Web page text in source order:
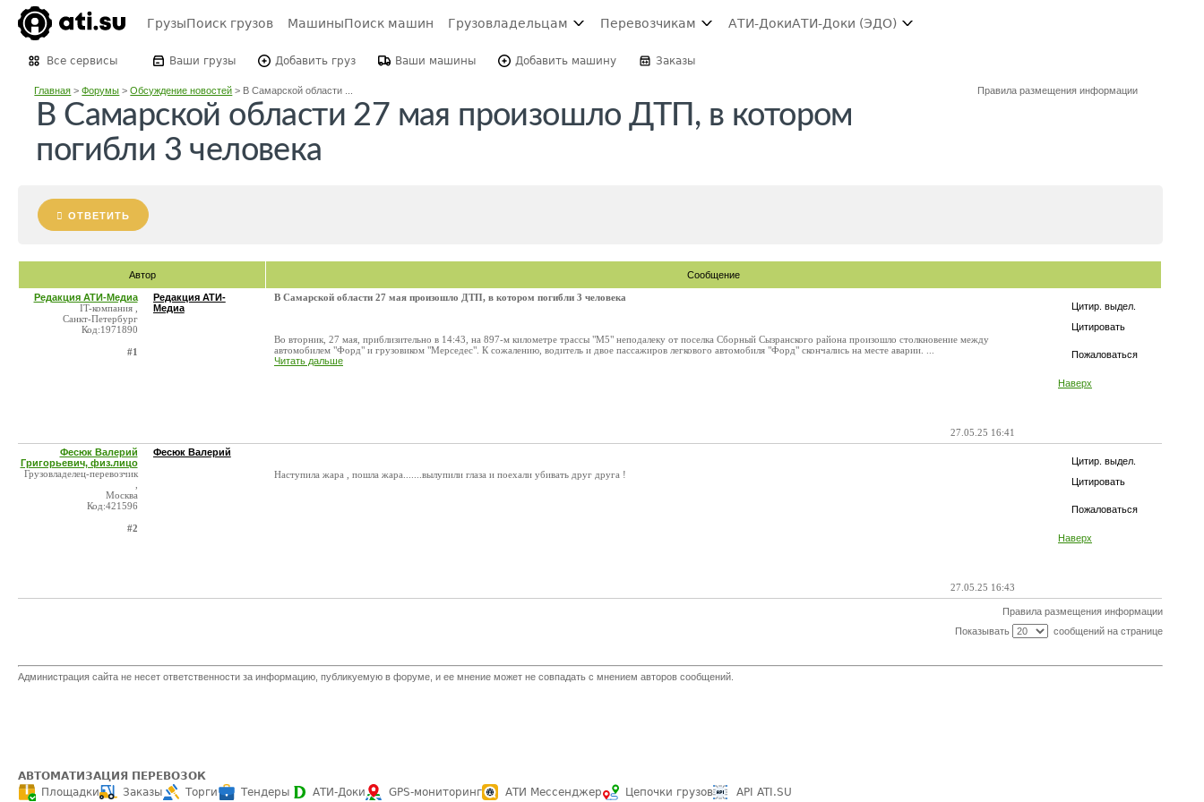
ГрузыПоиск грузов МашиныПоиск машин Грузовладельцам Перевозчикам АТИ-ДокиАТИ-Доки (ЭДО)
Все сервисы Ваши грузы Добавить груз Ваши машины Добавить машину Заказы
Главная >Форумы >Обсуждение новостей > В Самарской области ... Правила размещения информации
В Самарской области 27 мая произошло ДТП, в котором
погибли 3 человека
ОТВЕТИТЬ
Автор Сообщение
Цитир. выдел.
Цитировать
Пожаловаться
Наверх
Редакция АТИ-Медиа
IT-компания ,
Санкт-Петербург
Код:1971890
#1
Редакция АТИ-
Медиа
В Самарской области 27 мая произошло ДТП, в котором погибли 3 человека
Во вторник, 27 мая, приблизительно в 14:43, на 897-м километре трассы "М5" неподалеку от поселка Сборный Сызранского района произошло столкновение между
автомобилем "Форд" и грузовиком "Мерседес". К сожалению, водитель и двое пассажиров легкового автомобиля "Форд" скончались на месте аварии. ...
Читать дальше
27.05.25 16:41
Цитир. выдел.
Цитировать
Пожаловаться
Наверх
Фесюк Валерий
Григорьевич, физ.лицо
Грузовладелец-перевозчик
Москва
Код:421596
#2
Фесюк Валерий
Наступила жара , пошла жара.......вылупили глаза и поехали убивать друг друга !
27.05.25 16:43
Правила размещения информации
Показывать
сообщений на странице
Администрация сайта не несет ответственности за информацию, публикуемую в форуме, и ее мнение может не совпадать с мнением авторов сообщений.
АВТОМАТИЗАЦИЯ ПЕРЕВОЗОК
Площадки
Заказы Торги Тендеры АТИ-Доки GPS-мониторинг АТИ Мессенджер Цепочки грузов API ATI.SU